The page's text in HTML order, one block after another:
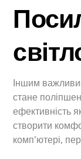
Іншим
стане
ефективність
створити
комп’ютері,